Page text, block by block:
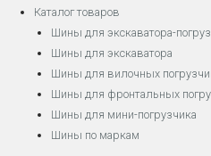
Каталог товаров
Шины для экскаватора-
Шины для экскаватора
Шины для вилочных
Шины для фронтальных
Шины для мини-погрузчика
Шины по маркам